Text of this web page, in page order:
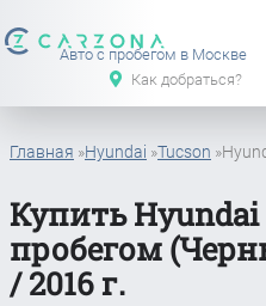
Авто с пробегом в Москве
Как добраться?
Главная »Hyundai »Tucson »
Купить Hyundai
пробегом
/ 2016 г.